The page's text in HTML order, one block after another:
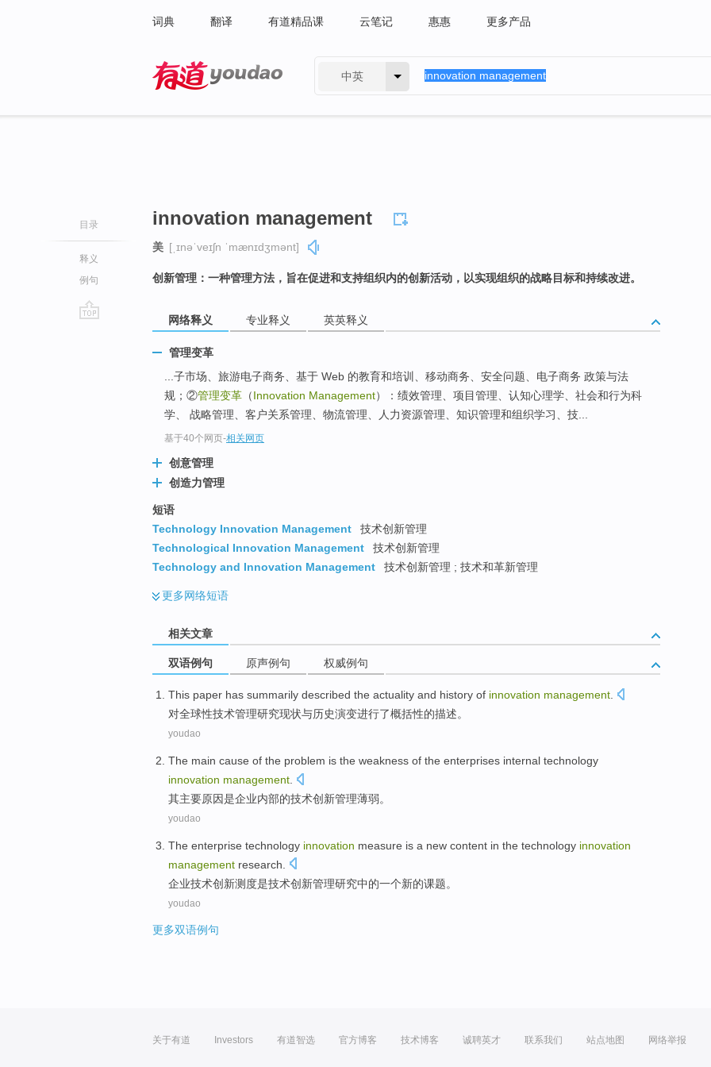
词典 翻译 有道精品课 云笔记 惠惠 更多产品
中英
目录
释义
例句
innovation management
美 [ˌɪnəˈveɪʃn ˈmænɪdʒmənt]
创新管理：一种管理方法，旨在促进和支持组织内的创新活动，以实现组织的战略目标和持续改进。
网络释义 专业释义 英英释义
管理变革
...子市场、旅游电子商务、基于 Web 的教育和培训、移动商务、安全问题、电子商务 政策与法
规；②管理变革 （Innovation Management）：绩效管理、项目管理、认知心理学、社会和行为科
学、 战略管理、客户关系管理、物流管理、人力资源管理、知识管理和组织学习、技...
基于40个网页-相关网页
创意管理
创造力管理
短语
Technology Innovation Management
技术创新管理
Technological Innovation Management
技术创新管理
Technology and Innovation Management
技术创新管理 ; 技术和革新管理
更多网络短语
相关文章
双语例句 原声例句 权威例句
This paper has summarily described the actuality and history of innovation management
对全球性技术管理研究现状与历史演变进行了概括性的描述。
youdao
The main cause of the problem is the weakness of the enterprises internal technology
innovation management
其主要原因是企业内部的技术创新管理薄弱。
youdao
The enterprise technology innovation measure is a new content in the technology innovation
management research
企业技术创新测度是技术创新管理研究中的一个新的课题。
youdao
更多双语例句
关于有道 Investors 有道智选 官方博客 技术博客 诚聘英才 联系我们 站点地图 网络举报